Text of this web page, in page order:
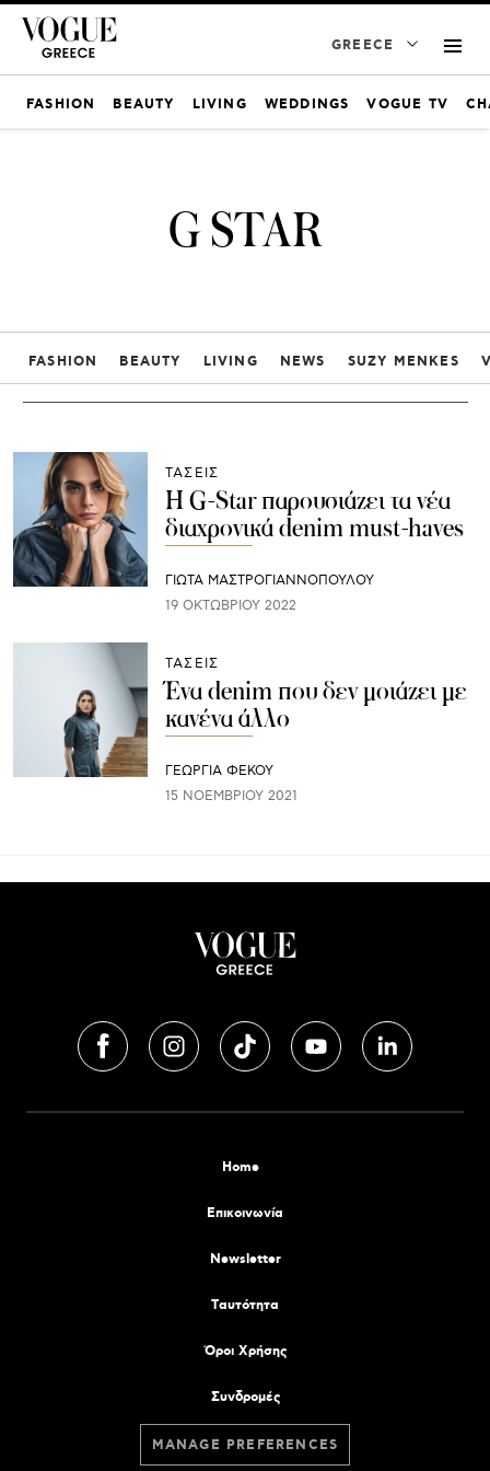
GREECE
FASHION BEAUTY LIVING WEDDINGS VOGUE TV
G STAR
FASHION BEAUTY LIVING NEWS SUZY MENKES
ΤΑΣΕΙΣ
H G-Star παρουσιάζει τα νέα
διαχρονικά denim must-haves
ΓΙΩΤΑ ΜΑΣΤΡΟΓΙΑΝΝΟΠΟΥΛΟΥ
19 ΟΚΤΩΒΡΊΟΥ 2022
ΤΑΣΕΙΣ
Ένα denim που δεν μοιάζει με
κανένα άλλο
ΓΕΩΡΓΙΑ ΦΕΚΟΥ
15 ΝΟΕΜΒΡΊΟΥ 2021
Home
Επικοινωνία
Newsletter
Tαυτότητα
Όροι Χρήσης
Συνδρομές
MANAGE PREFERENCES